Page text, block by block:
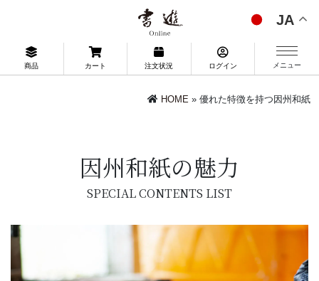
JA
商品 カート 注文状況 ログイン メニュー
HOME » 優れた特徴を持つ因州和紙
因州和紙の魅力
SPECIAL CONTENTS LIST